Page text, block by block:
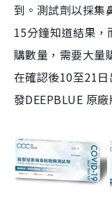
到。測試劑以採集
15分鐘知道結果
購數量，需要大量
在確認後10至21
發DEEPBLUE 原廠